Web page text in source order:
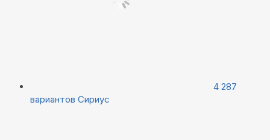
4 287
вариантов Сириус